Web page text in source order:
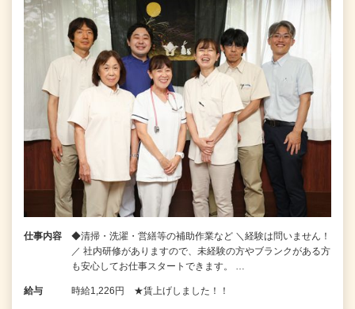
仕事内容
◆清掃・洗濯・営繕等の補助作業など ＼経験は問いません！
／ 社内研修がありますので、未経験の方やブランクがある方
も安心してお仕事スタートできます。 …
給与 時給1,226円 ★賃上げしました！！